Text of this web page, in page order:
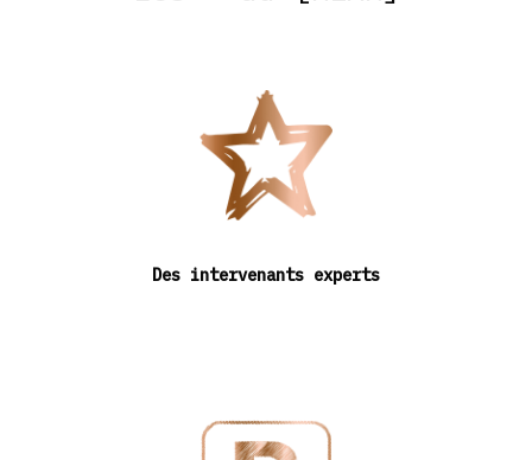
Des intervenants experts